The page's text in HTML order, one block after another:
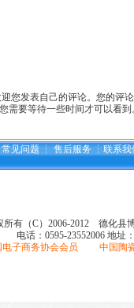
发表自己的评论。您的评
需要等待一些时间才可以看
常见问题 ┆ 售后服务 ┆ 联系我
所有（C）2006-2012 德化县
电话：0595-23552006 地址
电子商务协会会员 中国陶